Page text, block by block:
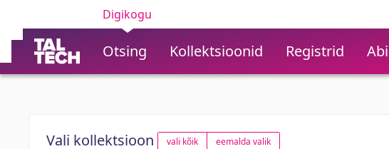
Digikogu
Otsing Kollektsioonid Registrid
Vali kollektsioon vali kõik eemalda valik